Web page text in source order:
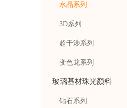
水晶系列
3D系列
超干涉系列
变色龙系列
玻璃基材珠光颜料
钻石系列